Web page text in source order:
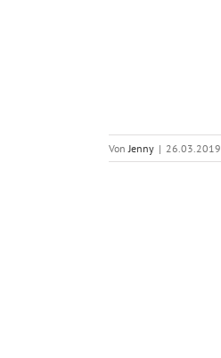
VonJenny | 26.03.2019